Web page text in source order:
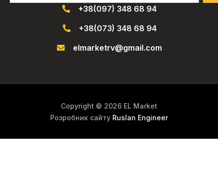
+38(097) 348 68 94
+38(073) 348 68 94
elmarketrv@gmail.com
Copyright © 2026 EL Market
Розробник сайту Ruslan Engineer